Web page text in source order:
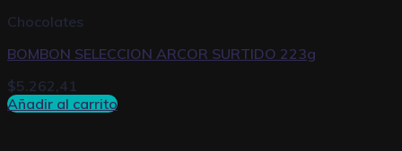
Chocolates
BOMBON SELECCION ARCOR SURTIDO 223g
$5.262,41
Añadir al carrito